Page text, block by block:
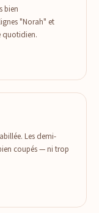
bien
"Norah" et
quotidien.
Les demi-
coupés — ni trop